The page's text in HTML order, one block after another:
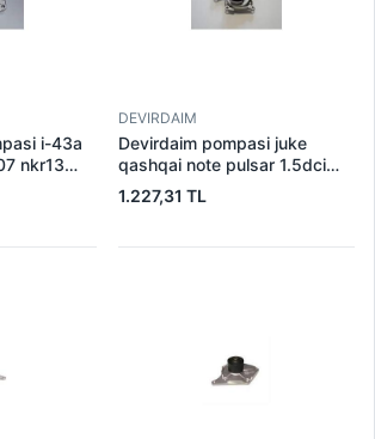
i-43a
nkr13
DEVIRDAIM
Devirdaim pompasi juke
qashqai note pulsar 1.5dci
clio iii kangoo iii megane iii
fluence modus duster logan
, mercedes (om607, om608)
1.227,31 TL